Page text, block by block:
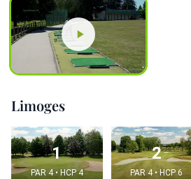
Limoges
1
PAR 4 • HCP 4
2
PAR 4 • HCP 6